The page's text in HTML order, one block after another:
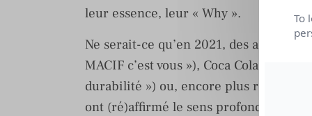
leur essence, leur « Why ».
Ne serait-ce qu’en 2021, des acteurs
MACIF c’est vous »), Coca Cola («
durabilité ») ou, encore plus
ont (ré)affirmé le sens profond de
To